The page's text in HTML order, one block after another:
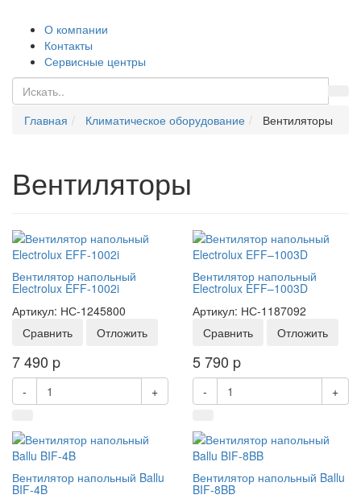
О компании
Контакты
Сервисные центры
Главная Климатическое оборудование Вентиляторы
Вентиляторы
Вентилятор напольный
Electrolux EFF-1002i
Артикул: НС-1245800
Сравнить
Отложить
7 490 p
- +
Вентилятор напольный
Electrolux EFF–1003D
Артикул: НС-1187092
Сравнить
Отложить
5 790 p
- +
Вентилятор напольный Ballu
BIF-4B
Вентилятор напольный Ballu
BIF-8BB